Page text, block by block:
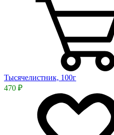
Тысячелистник, 100г
470 ₽